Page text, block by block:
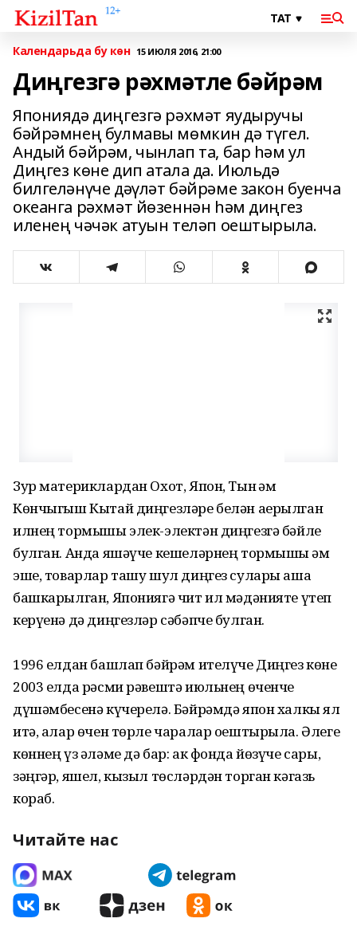
Календарьда бу көн 15 ИЮЛЯ 2016, 21:00
Диңгезгә рәхмәтле бәйрәм
Япониядә диңгезгә рәхмәт яудыручы
бәйрәмнең булмавы мөмкин дә түгел.
Андый бәйрәм, чынлап та, бар һәм ул
Диңгез көне дип атала да. Июльдә
билгеләнүче дәүләт бәйрәме закон буенча
океанга рәхмәт йөзеннән һәм диңгез
иленең чәчәк атуын теләп оештырыла.
Зур материклардан Охот, Япон, Тын һәм
Көнчыгыш Кытай диңгезләре белән аерылган
илнең тормышы элек-электән диңгезгә бәйле
булган. Анда яшәүче кешеләрнең тормышы һәм
эше, товарлар ташу шул диңгез сулары аша
башкарылган, Япониягә чит ил мәдәнияте үтеп
керүенә дә диңгезләр сәбәпче булган.
1996 елдан башлап бәйрәм ителүче Диңгез көне
2003 елда рәсми рәвештә июльнең өченче
дүшәмбесенә күчерелә. Бәйрәмдә япон халкы ял
итә, алар өчен төрле чаралар оештырыла. Әлеге
көннең үз әләме дә бар: ак фонда йөзүче сары,
зәңгәр, яшел, кызыл төсләрдән торган кәгазь
кораб.
Читайте нас